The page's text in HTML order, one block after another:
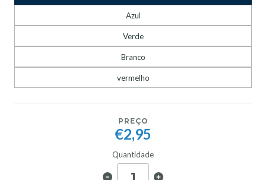
Azul
Verde
Branco
vermelho
PREÇO
€2,95
Quantidade